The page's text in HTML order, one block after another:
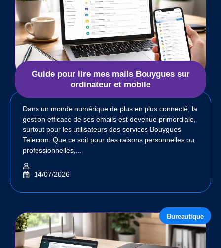
Guide pour lire mes mails Bouygues sur
ordinateur et mobile
Dans un monde numérique de plus en plus connecté, la
gestion efficace de ses emails est devenue primordiale,
surtout pour les utilisateurs des services Bouygues
Telecom. Que ce soit pour des raisons personnelles ou
professionnelles,...
14/07/2026
Bureautique